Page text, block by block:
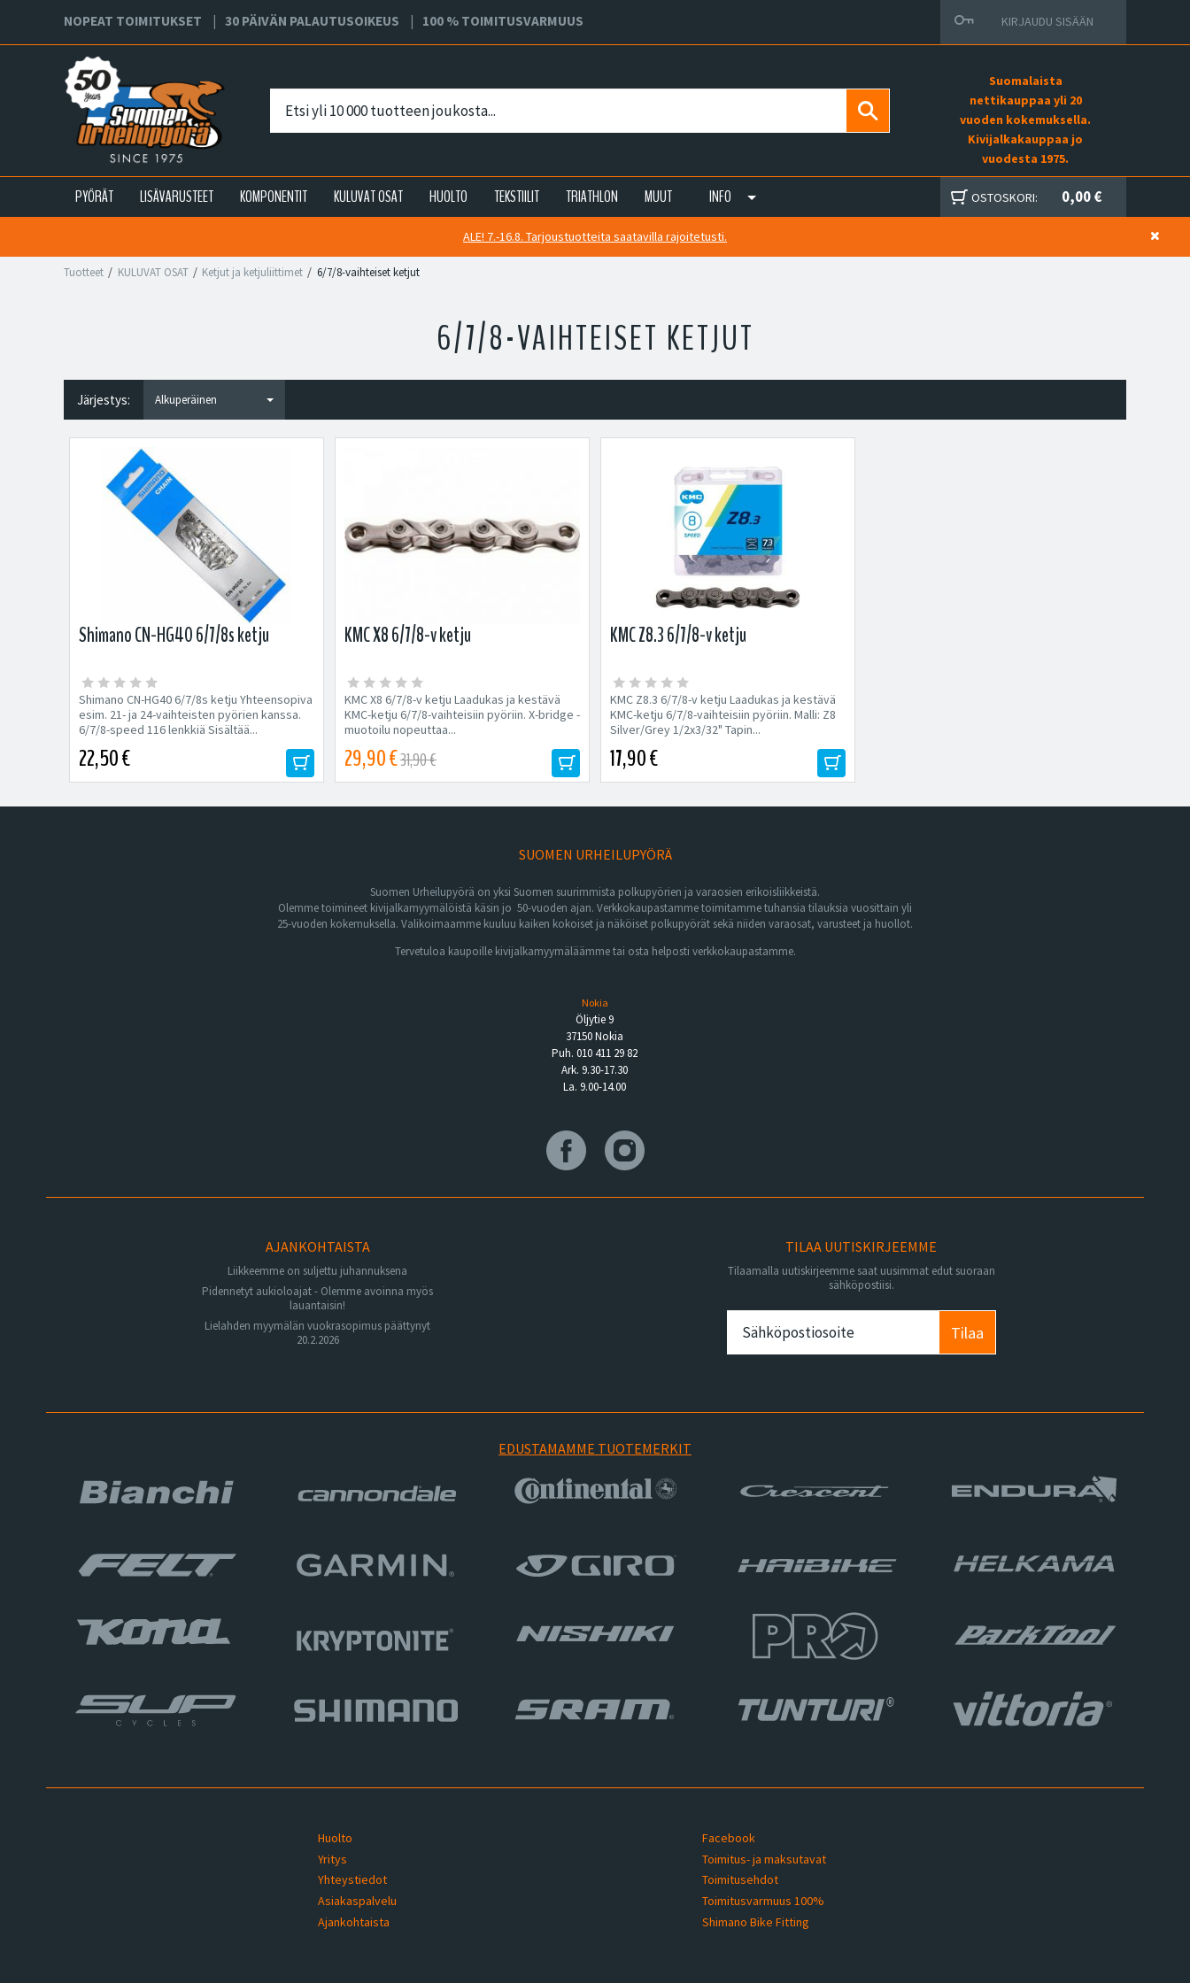
NOPEAT TOIMITUKSET 30 PÄIVÄN PALAUTUSOIKEUS 100 % TOIMITUSVARMUUS KIRJAUDU SISÄÄN
Suomalaista
nettikauppaa yli 20
vuoden kokemuksella.
Kivijalkakauppaa jo
vuodesta 1975.
PYÖRÄT LISÄVARUSTEET KOMPONENTIT KULUVAT OSAT HUOLTO TEKSTIILIT TRIATHLON MUUT INFO OSTOSKORI: 0,00 €
ALE! 7.-16.8. Tarjoustuotteita saatavilla rajoitetusti.
Tuotteet KULUVAT OSAT Ketjut ja ketjuliittimet 6/7/8-vaihteiset ketjut
6/7/8-VAIHTEISET KETJUT
Järjestys:
Shimano CN-HG40 6/7/8s ketju
Shimano CN-HG40 6/7/8s ketju Yhteensopiva
esim. 21- ja 24-vaihteisten pyörien kanssa.
6/7/8-speed 116 lenkkiä Sisältää...
22,50 €
KMC X8 6/7/8-v ketju
KMC X8 6/7/8-v ketju Laadukas ja kestävä
KMC-ketju 6/7/8-vaihteisiin pyöriin. X-bridge -
muotoilu nopeuttaa...
29,90 €31,90 €
KMC Z8.3 6/7/8-v ketju
KMC Z8.3 6/7/8-v ketju Laadukas ja kestävä
KMC-ketju 6/7/8-vaihteisiin pyöriin. Malli: Z8
Silver/Grey 1/2x3/32" Tapin...
17,90 €
SUOMEN URHEILUPYÖRÄ
Suomen Urheilupyörä on yksi Suomen suurimmista polkupyörien ja varaosien erikoisliikkeistä.
Olemme toimineet kivijalkamyymälöistä käsin jo 50-vuoden ajan. Verkkokaupastamme toimitamme tuhansia tilauksia vuosittain yli
25-vuoden kokemuksella. Valikoimaamme kuuluu kaiken kokoiset ja näköiset polkupyörät sekä niiden varaosat, varusteet ja huollot.
Tervetuloa kaupoille kivijalkamyymäläämme tai osta helposti verkkokaupastamme.
Nokia
Öljytie 9
37150 Nokia
Puh. 010 411 29 82
Ark. 9.30-17.30
La. 9.00-14.00
AJANKOHTAISTA
Liikkeemme on suljettu juhannuksena
Pidennetyt aukioloajat - Olemme avoinna myös
lauantaisin!
Lielahden myymälän vuokrasopimus päättynyt
20.2.2026
TILAA UUTISKIRJEEMME
Tilaamalla uutiskirjeemme saat uusimmat edut suoraan
sähköpostiisi.
Tilaa
EDUSTAMAMME TUOTEMERKIT
Huolto
Yritys
Yhteystiedot
Asiakaspalvelu
Ajankohtaista
Facebook
Toimitus- ja maksutavat
Toimitusehdot
Toimitusvarmuus 100%
Shimano Bike Fitting